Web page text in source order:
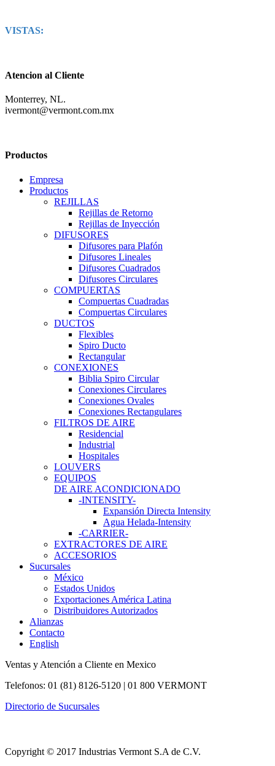
VISTAS:
Atencion al Cliente
Monterrey, NL.
ivermont@vermont.com.mx
Productos
Empresa
Productos
REJILLAS
Rejillas de Retorno
Rejillas de Inyección
DIFUSORES
Difusores para Plafón
Difusores Lineales
Difusores Cuadrados
Difusores Circulares
COMPUERTAS
Compuertas Cuadradas
Compuertas Circulares
DUCTOS
Flexibles
Spiro Ducto
Rectangular
CONEXIONES
Biblia Spiro Circular
Conexiones Circulares
Conexiones Ovales
Conexiones Rectangulares
FILTROS DE AIRE
Residencial
Industrial
Hospitales
LOUVERS
EQUIPOS
DE AIRE ACONDICIONADO
-INTENSITY-
Expansión Directa Intensity
Agua Helada-Intensity
-CARRIER-
EXTRACTORES DE AIRE
ACCESORIOS
Sucursales
México
Estados Unidos
Exportaciones América Latina
Distribuidores Autorizados
Alianzas
Contacto
English
Ventas y Atención a Cliente en Mexico
Telefonos: 01 (81) 8126-5120 | 01 800 VERMONT
Directorio de Sucursales
Copyright © 2017 Industrias Vermont S.A de C.V.